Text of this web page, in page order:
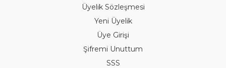
Üyelik Sözleşmesi
Yeni Üyelik
Üye Girişi
Şifremi Unuttum
SSS